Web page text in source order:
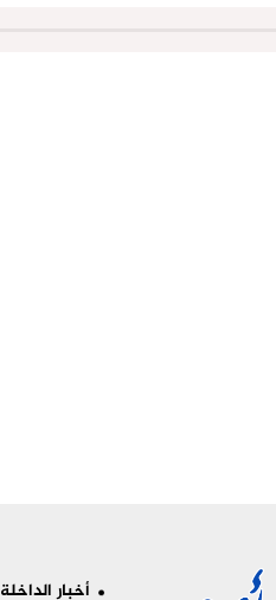
أخبار الداخلة